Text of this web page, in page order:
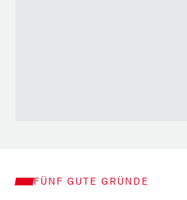
FÜNF GUTE GRÜNDE